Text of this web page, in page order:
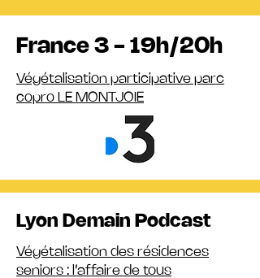
France 3 - 19h/20h
Végétalisation participative parc
copro LE MONTJOIE
Lyon Demain Podcast
Végétalisation des résidences
seniors : l’affaire de tous